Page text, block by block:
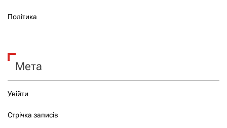
Політика
Мета
Увійти
Стрічка записів